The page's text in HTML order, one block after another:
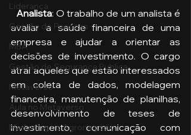
Liderança
Gestão de Pessoas
MBA
Gestão de Segurança Publica
Metaverso
Aula no Metaverso
Marketing no Agronegócio
  Analista
: O trabalho de um analista é
avaliar a saúde financeira de uma
empresa e ajudar a orientar as
decisões de investimento. O cargo
atrai aqueles que estão interessados
em coleta de dados, modelagem
financeira, manutenção de planilhas,
desenvolvimento de teses de
investimento, comunicação com